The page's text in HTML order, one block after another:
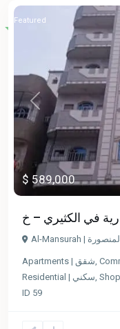
Previous
$ 589,000
Featured
Al-Mansurah | المنصورة
Apartments | شقق
Residential | سكني
ID 59